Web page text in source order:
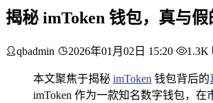
揭秘 imToken 钱包，真与假
qbadmin 2026年01月02日 15:20 1.3K
本文聚焦于揭秘 imToken 钱包背后的
imToken 作为一款知名数字钱包，在